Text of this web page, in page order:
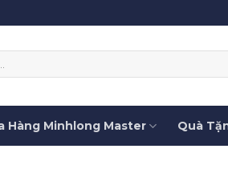
Hàng Minhlong Master Quà